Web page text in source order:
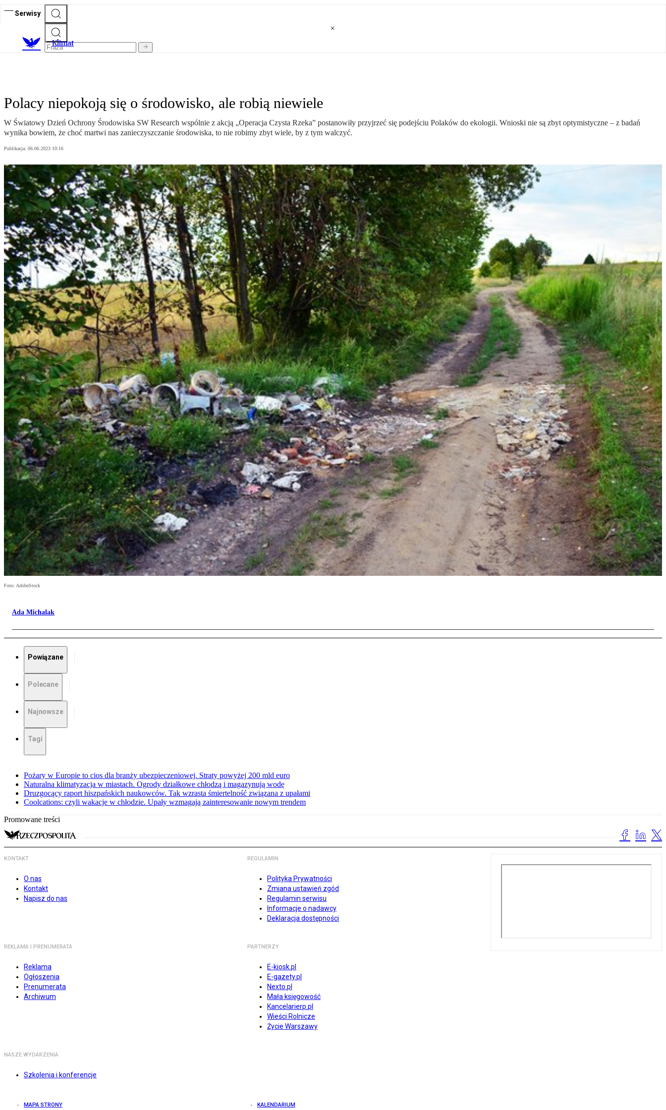
Serwisy
Klimat
Polacy niepokoją się o środowisko, ale robią niewiele
W Światowy Dzień Ochrony Środowiska SW Research wspólnie z akcją „Operacja Czysta Rzeka” postanowiły przyjrzeć się podejściu Polaków do ekologii. Wnioski nie są zbyt optymistyczne – z badań
wynika bowiem, że choć martwi nas zanieczyszczanie środowiska, to nie robimy zbyt wiele, by z tym walczyć.
Publikacja: 06.06.2023 10:16
Foto: AdobeStock
Ada Michalak
Powiązane
Polecane
Najnowsze
Tagi
Pożary w Europie to cios dla branży ubezpieczeniowej. Straty powyżej 200 mld euro
Naturalna klimatyzacja w miastach. Ogrody działkowe chłodzą i magazynują wodę
Druzgocący raport hiszpańskich naukowców. Tak wzrasta śmiertelność związana z upałami
Coolcations: czyli wakacje w chłodzie. Upały wzmagają zainteresowanie nowym trendem
Promowane treści
KONTAKT
O nas
Kontakt
Napisz do nas
REGULAMIN
Polityka Prywatności
Zmiana ustawień zgód
Regulamin serwisu
Informacje o nadawcy
Deklaracja dostępności
REKLAMA I PRENUMERATA
Reklama
Ogłoszenia
Prenumerata
Archiwum
PARTNERZY
E-kiosk.pl
E-gazety.pl
Nexto.pl
Mała księgowość
Kancelarierp.pl
Wieści Rolnicze
Życie Warszawy
NASZE WYDARZENIA
Szkolenia i konferencje
MAPA STRONY KALENDARIUM